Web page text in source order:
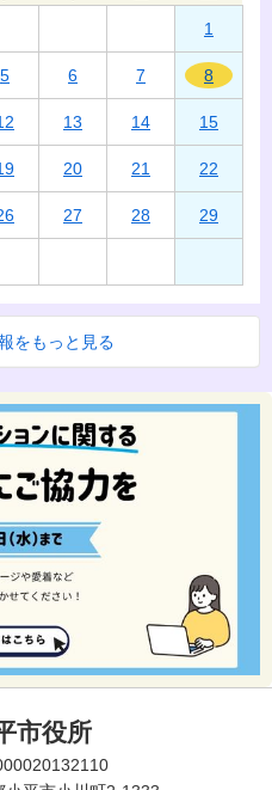
1
5 6 7 8
13 14 15
20 21 22
27 28 29
をもっと見る
市役所